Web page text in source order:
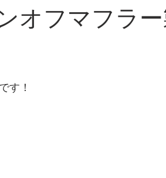
オフマフラ
す！